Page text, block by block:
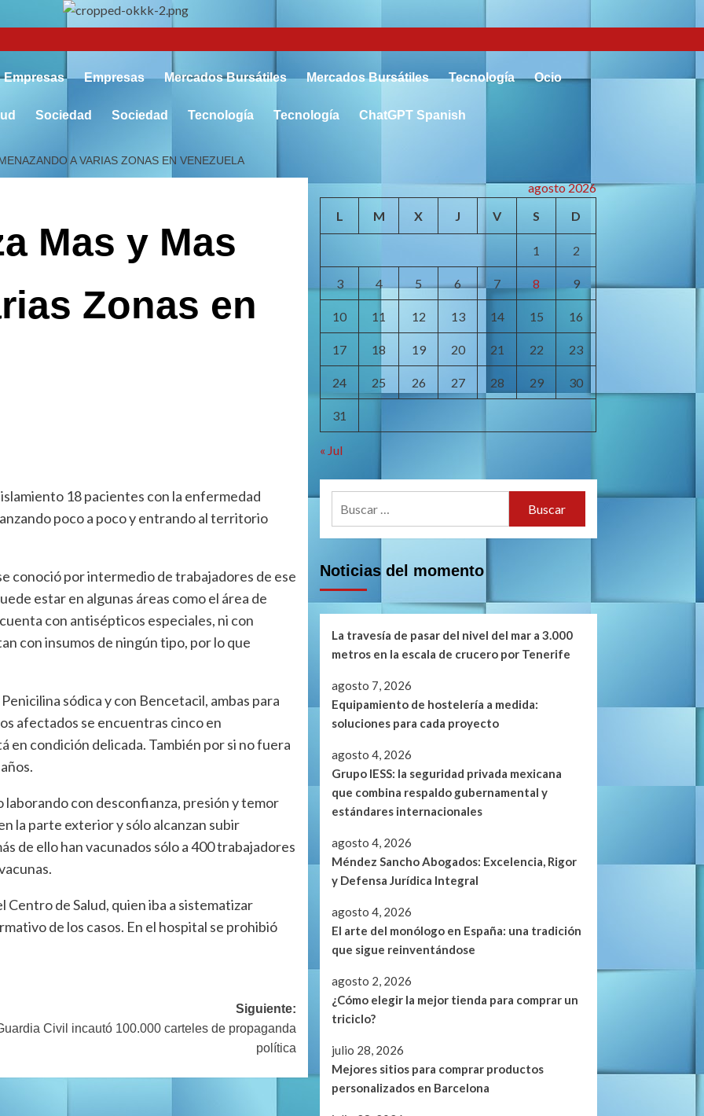
Empresas Empresas Mercados Bursátiles Mercados Bursátiles Tecnología Ocio
Sociedad Sociedad Tecnología Tecnología ChatGPT Spanish
A VARIAS ZONAS EN VENEZUELA
Mas y Mas
Zonas en
18 pacientes con la enfermedad
poco a poco y entrando al territorio
conoció por intermedio de trabajadores de ese
estar en algunas áreas como el área de
con antisépticos especiales, ni con
con insumos de ningún tipo, por lo que
sódica y con Bencetacil, ambas para
afectados se encuentras cinco en
en condición delicada. También por si no fuera
con desconfianza, presión y temor
la parte exterior y sólo alcanzan subir
de ello han vacunados sólo a 400 trabajadores
Centro de Salud, quien iba a sistematizar
de los casos. En el hospital se prohibió
Siguiente:
Civil incautó 100.000 carteles de propaganda
política
agosto 2026
L
M X J V S D
1 2
3 4 5 6 7 8 9
10 11 12 13 14 15 16
17 18 19 20 21 22 23
24 25 26 27 28 29 30
31
« Jul
Noticias del momento
La travesía de pasar del nivel del mar a 3.000
metros en la escala de crucero por Tenerife
agosto 7, 2026
Equipamiento de hostelería a medida:
soluciones para cada proyecto
agosto 4, 2026
Grupo IESS: la seguridad privada mexicana
que combina respaldo gubernamental y
estándares internacionales
agosto 4, 2026
Méndez Sancho Abogados: Excelencia, Rigor
y Defensa Jurídica Integral
agosto 4, 2026
El arte del monólogo en España: una tradición
que sigue reinventándose
agosto 2, 2026
¿Cómo elegir la mejor tienda para comprar un
triciclo?
julio 28, 2026
Mejores sitios para comprar productos
personalizados en Barcelona